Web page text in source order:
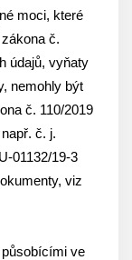
moci, které
č.
údajů, vyňaty
nemohly být
č. 110/2019
č. j.
01132/19-3
viz
ve